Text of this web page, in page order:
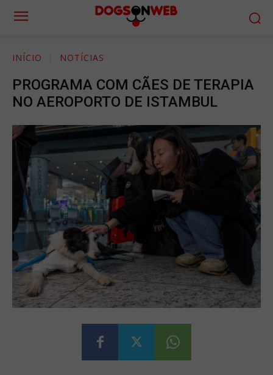
INÍCIO NOTÍCIAS
PROGRAMA COM CÃES DE TERAPIA
NO AEROPORTO DE ISTAMBUL